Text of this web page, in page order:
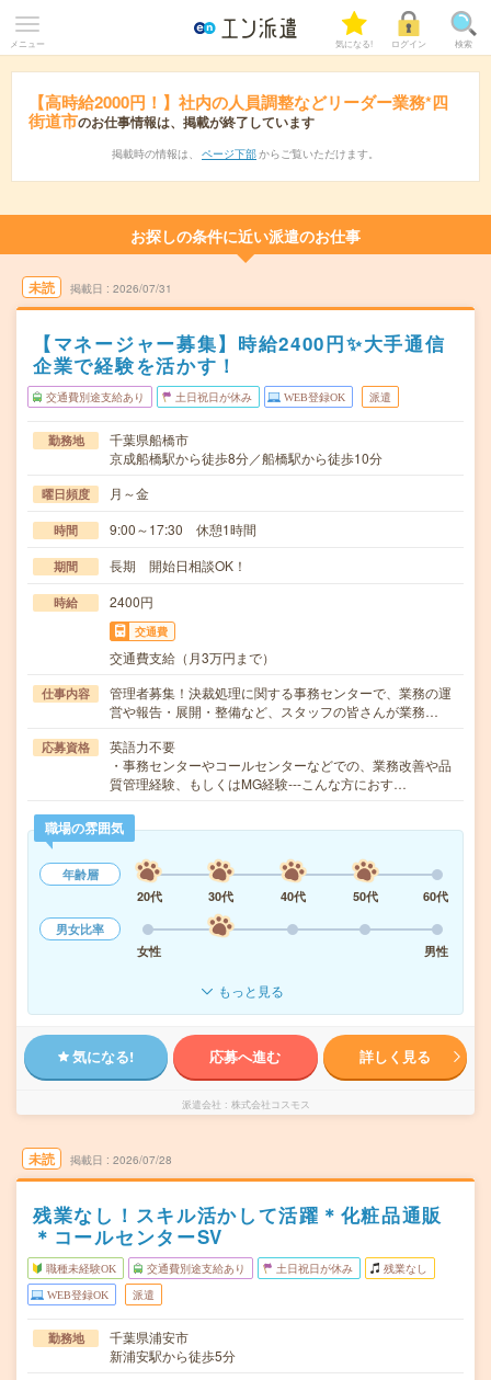
メニュー 気になる! ログイン 検索
【高時給2000円！】社内の人員調整などリーダー業務*四
街道市のお仕事情報は、掲載が終了しています
掲載時の情報は、 ページ下部 からご覧いただけます。
お探しの条件に近い派遣のお仕事
未読 掲載日 2026/07/31
【マネージャー募集】時給2400円✨大手通信
企業で経験を活かす！
交通費別途支給あり 土日祝日が休み WEB登録OK 派遣
勤務地
千葉県船橋市
京成船橋駅から徒歩8分／船橋駅から徒歩10分
曜日頻度 月～金
時間 9:00～17:30 休憩1時間
期間 長期 開始日相談OK！
時給 2400円
交通費
交通費支給（月3万円まで）
仕事内容
管理者募集！決裁処理に関する事務センターで、業務の運
営や報告・展開・整備など、スタッフの皆さんが業務…
応募資格
英語力不要
・事務センターやコールセンターなどでの、業務改善や品
質管理経験、もしくはMG経験---こんな方におす…
職場の雰囲気
年齢層
20代
30代 40代 50代
60代
男女比率
女性
男性
もっと見る
気になる! 応募へ進む 詳しく見る
派遣会社 株式会社コスモス
未読 掲載日 2026/07/28
残業なし！スキル活かして活躍＊化粧品通販
＊コールセンターSV
職種未経験OK 交通費別途支給あり 土日祝日が休み 残業なし
WEB登録OK 派遣
勤務地
千葉県浦安市
新浦安駅から徒歩5分